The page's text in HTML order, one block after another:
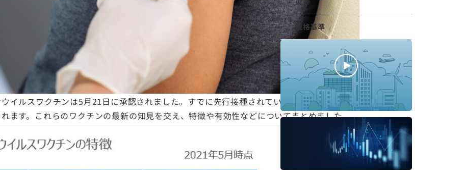
イルスワクチンは5月21日に承認されました。すでに先行接種されている米・ファイザー製
ます。これらのワクチンの最新の知見を交え、特徴や有効性などについてまとめました。
規格基準
2分でわかるメディアス
-2025年6月期-